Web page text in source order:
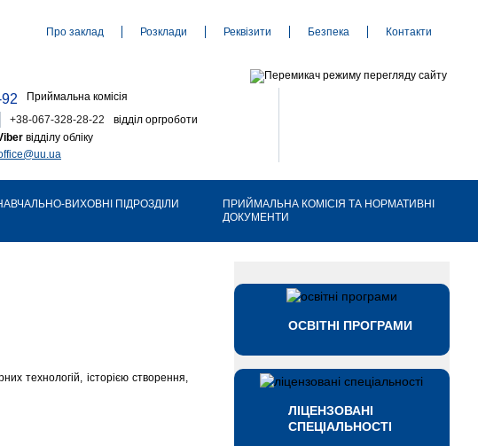
Про заклад Розклади Реквізити Безпека Контакти
Приймальна комісія
відділ оргроботи
+38-067-328-28-22
відділу обліку
ВИХОВНІ ПІДРОЗДІЛИ
ПРИЙМАЛЬНА КОМІСІЯ ТА НОРМАТИВНІ
ДОКУМЕНТИ
ОСВІТНІ ПРОГРАМИ
ЛІЦЕНЗОВАНІ
СПЕЦІАЛЬНОСТІ
технологій, історією створення,